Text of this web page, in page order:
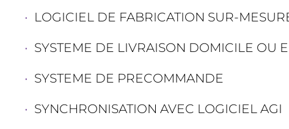
LOGICIEL DE FABRICATION SUR-
SYSTEME DE LIVRAISON DOMICILE OU
SYSTEME DE PRECOMMANDE
SYNCHRONISATION AVEC LOGICIEL AGI